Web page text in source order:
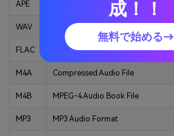
APE
WAV Waveform Audio File Format
FLAC Free Lossless Audio Codec
M4A Compressed Audio File
M4B MPEG-4 Audio Book File
MP3 MP3 Audio Format
成！！
無料で始める→